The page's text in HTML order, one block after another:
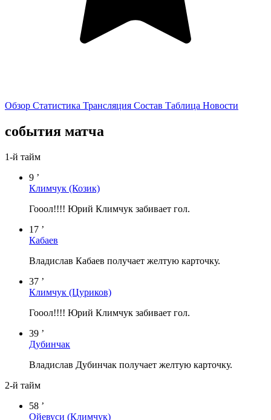
Обзор Статистика Трансляция Состав Таблица Новости
события матча
1-й тайм
9 ’
Климчук (Козик)
Гооол!!!! Юрий Климчук забивает гол.
17 ’
Кабаев
Владислав Кабаев получает желтую карточку.
37 ’
Климчук (Цуриков)
Гооол!!!! Юрий Климчук забивает гол.
39 ’
Дубинчак
Владислав Дубинчак получает желтую карточку.
2-й тайм
58 ’
Ойевуси (Климчук)